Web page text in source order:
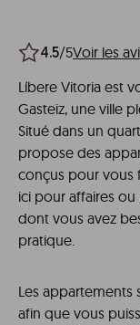
4.5/5Voir les
Líbere Vitoria est
Gasteiz, une ville
Situé dans un
propose des
conçus pour vous
ici pour affaires
dont vous avez
pratique.
Les appartements
afin que vous